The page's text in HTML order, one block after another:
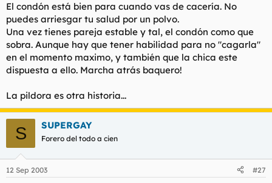
El condón está bien para cuando vas de cacería. No
puedes arriesgar tu salud por un polvo.
Una vez tienes pareja estable y tal, el condón como que
sobra. Aunque hay que tener habilidad para no "cagarla"
en el momento maximo, y también que la chica este
dispuesta a ello. Marcha atrás baquero!
La pildora es otra historia...
S SUPERGAY
Forero del todo a cien
12 Sep 2003 #27